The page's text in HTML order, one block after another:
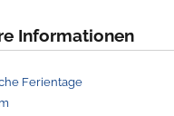
Informationen
Ferientage